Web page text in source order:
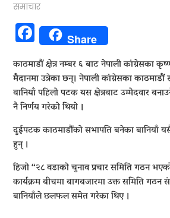
समाचार
Facebook
Share
काठमाडौं क्षेत्र नम्बर ६ बाट नेपाली कांग्रेसका
मैदानमा उत्रेका छन्। नेपाली कांग्रेसका
बानियाँ पहिलो पटक यस क्षेत्रबाट उम्मेदवार
नै निर्णय गरेको थियो ।
दुईपटक काठमाडौंको सभापति बनेका बानियाँ यसै
हुन् ।
हिजो “२८ वडाको चुनाव प्रचार समिति गठन
कार्यक्रम बीचमा बागबजारमा उक्त समिति गठन
बानियाँले छलफल समेत गरेका थिए ।